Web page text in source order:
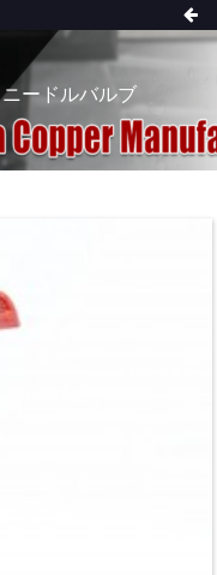
ニードルバルブ